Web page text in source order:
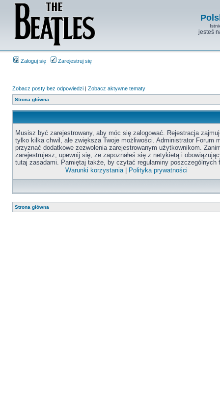
jesteś
Zaloguj się Zarejestruj się
Zobacz posty bez odpowiedzi | Zobacz aktywne tematy
Strona główna
Musisz być zarejestrowany, aby móc się zalogować. Rejestracja
tylko kilka chwil, ale zwiększa Twoje możliwości. Administrator Forum
przyznać dodatkowe zezwolenia zarejestrowanym użytkownikom.
zarejestrujesz, upewnij się, że zapoznałeś się z netykietą i
tutaj zasadami. Pamiętaj także, by czytać regulaminy poszczególnych
Warunki korzystania| Polityka prywatności
Strona główna